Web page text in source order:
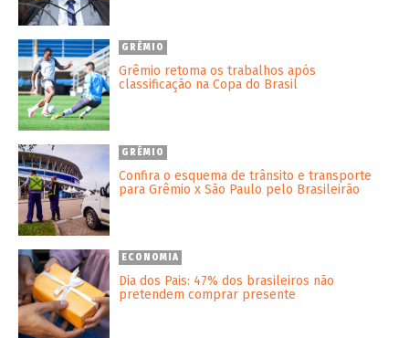
GRÊMIO
Grêmio retoma os trabalhos após
classificação na Copa do Brasil
GRÊMIO
Confira o esquema de trânsito e transporte
para Grêmio x São Paulo pelo Brasileirão
ECONOMIA
Dia dos Pais: 47% dos brasileiros não
pretendem comprar presente